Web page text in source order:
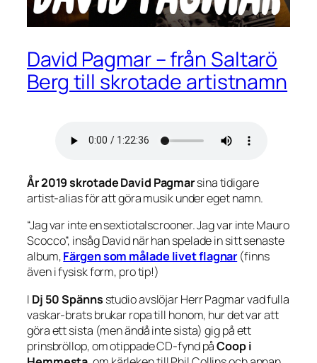
David Pagmar – från Saltarö
Berg till skrotade artistnamn
År 2019 skrotade David Pagmarsina tidigare
artist-alias för att göra musik under eget namn.
“Jag var inte en sextiotalscrooner. Jag var inte Mauro
Scocco”, insåg David när han spelade in sitt senaste
album,Färgen som målade livet flagnar (finns
även i fysisk form, pro tip!)
I Dj 50 Spänns studio avslöjar Herr Pagmar vad fulla
vaskar-brats brukar ropa till honom, hur det var att
göra ett sista (men ändå inte sista) gig på ett
prinsbröllop, om otippade CD-fynd påCoop i